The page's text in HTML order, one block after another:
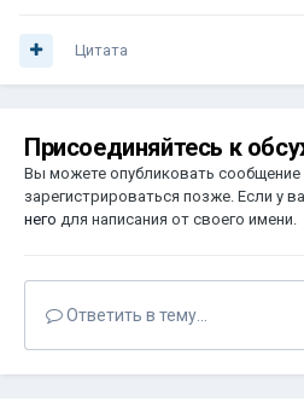
Цитата
Присоединяйтесь к
Вы можете опубликовать сообщение
зарегистрироваться позже. Если у
него для написания от своего имени.
Ответить в тему...